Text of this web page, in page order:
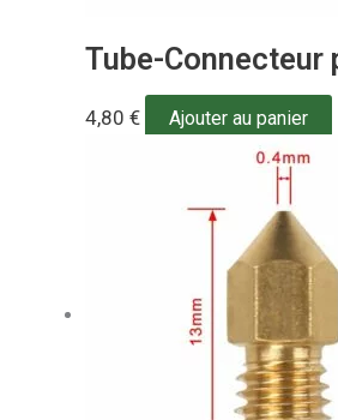
Tube-Connecteur
4,80 € Ajouter au panier